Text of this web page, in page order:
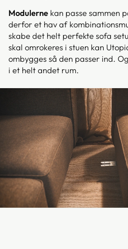
Modulerne kan passe sammen
derfor et hav af
skabe det helt perfekte sofa
skal omrokeres i stuen kan
ombygges så den passer ind.
i et helt andet rum.